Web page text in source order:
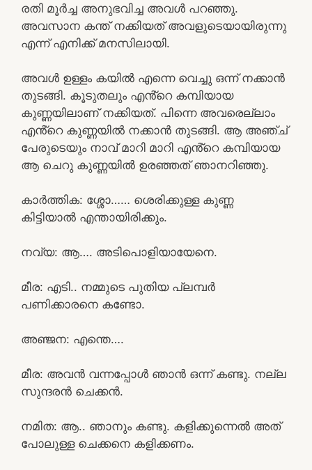
രതി മൂർച്ച അനുഭവിച്ച അവൾ പറഞ്ഞു.
അവസാന കന്ത് നക്കിയത് അവളുടെയായിരുന്നു
എന്ന് എനിക്ക് മനസിലായി.
അവൾ ഉള്ളം കയിൽ എന്നെ വെച്ചു ഒന്ന് നക്കാൻ
തുടങ്ങി. കൂടുതലും എൻ്റെ കമ്പിയായ
കുണ്ണയിലാണ് നക്കിയത്. പിന്നെ അവരെല്ലാം
എൻ്റെ കുണ്ണയിൽ നക്കാൻ തുടങ്ങി. ആ അഞ്ച്
പേരുടെയും നാവ് മാറി മാറി എൻ്റെ കമ്പിയായ
ആ ചെറു കുണ്ണയിൽ ഉരഞ്ഞത് ഞാനറിഞ്ഞു.
കാർത്തിക: ശ്ശോ…… ശെരിക്കുള്ള കുണ്ണ
കിട്ടിയാൽ എന്തായിരിക്കും.
നവ്യ: ആ…. അടിപൊളിയായേനെ.
മീര: എടി.. നമ്മുടെ പുതിയ പ്ലമ്പർ
പണിക്കാരനെ കണ്ടോ.
അഞ്ജന: എന്തെ….
മീര: അവൻ വന്നപ്പോൾ ഞാൻ ഒന്ന് കണ്ടു. നല്ല
സുന്ദരൻ ചെക്കൻ.
നമിത: ആ.. ഞാനും കണ്ടു. കളിക്കുന്നെൽ അത്
പോലുള്ള ചെക്കനെ കളിക്കണം.